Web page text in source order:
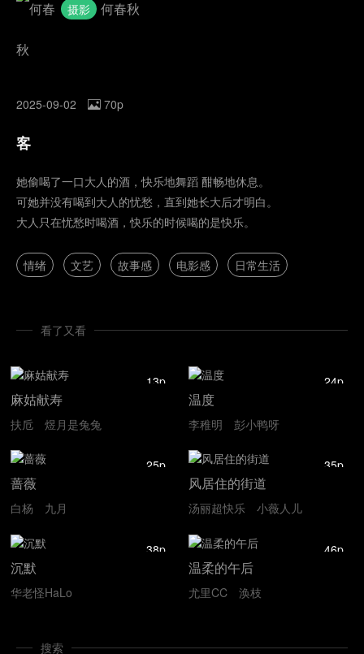
摄影 何春秋
2025-09-02 70p
客
她偷喝了一口大人的酒，快乐地舞蹈 酣畅地休息。
可她并没有喝到大人的忧愁，直到她长大后才明白。
大人只在忧愁时喝酒，快乐的时候喝的是快乐。
情绪 文艺 故事感 电影感 日常生活
看了又看
13p
麻姑献寿
扶卮 煜月是兔兔
24p
温度
李稚明 彭小鸭呀
25p
蔷薇
白杨 九月
35p
风居住的街道
汤丽超快乐 小薇人儿
38p
沉默
华老怪HaLo
46p
温柔的午后
尤里CC 涣枝
搜索